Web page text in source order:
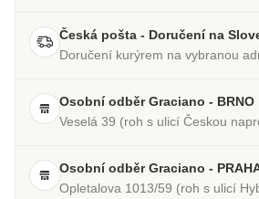
Česká pošta - Doručení na
Doručení kurýrem na vybranou
Osobní odběr Graciano - BRNO
Veselá 39 (roh s ulicí Českou
Osobní odběr Graciano -
Opletalova 1013/59 (roh s ulicí